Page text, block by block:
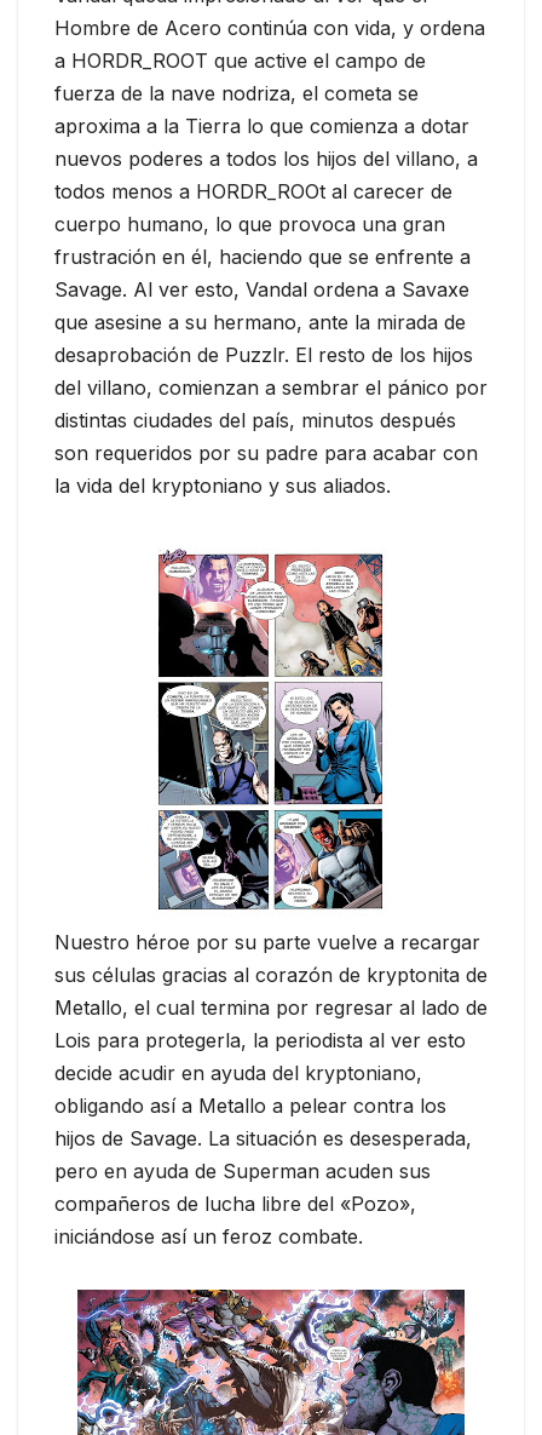
Hombre de Acero continúa con vida, y ordena
a HORDR_ROOT que active el campo de
fuerza de la nave nodriza, el cometa se
aproxima a la Tierra lo que comienza a dotar
nuevos poderes a todos los hijos del villano, a
todos menos a HORDR_ROOt al carecer de
cuerpo humano, lo que provoca una gran
frustración en él, haciendo que se enfrente a
Savage. Al ver esto, Vandal ordena a Savaxe
que asesine a su hermano, ante la mirada de
desaprobación de Puzzlr. El resto de los hijos
del villano, comienzan a sembrar el pánico por
distintas ciudades del país, minutos después
son requeridos por su padre para acabar con
la vida del kryptoniano y sus aliados.
Nuestro héroe por su parte vuelve a recargar
sus células gracias al corazón de kryptonita de
Metallo, el cual termina por regresar al lado de
Lois para protegerla, la periodista al ver esto
decide acudir en ayuda del kryptoniano,
obligando así a Metallo a pelear contra los
hijos de Savage. La situación es desesperada,
pero en ayuda de Superman acuden sus
compañeros de lucha libre del «Pozo»,
iniciándose así un feroz combate.